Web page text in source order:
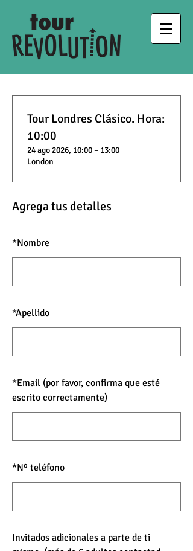
Agrega tus detalles
*Nombre
*Apellido
*Email (por favor, confirma que esté
escrito correctamente)
*Nº teléfono
Invitados adicionales a parte de ti
Tour Londres Clásico. Hora:
10:00
24 ago 2026, 10:00 – 13:00
London